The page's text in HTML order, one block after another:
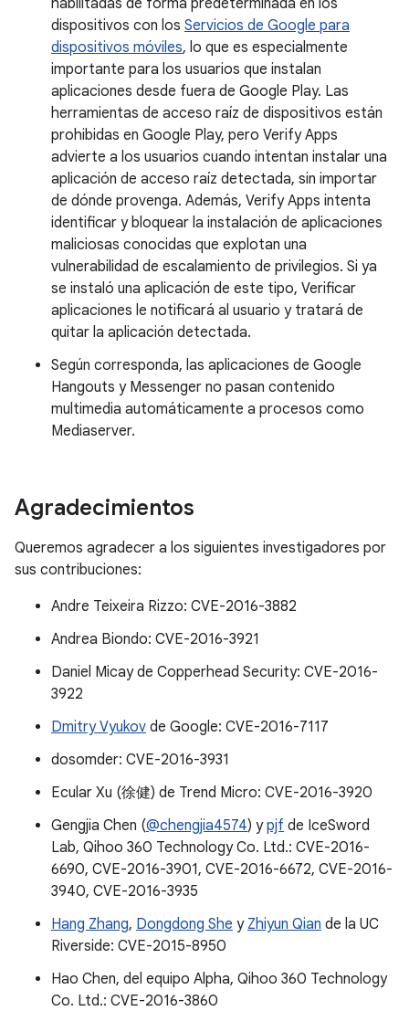
habilitadas de forma predeterminada en los
dispositivos con los Servicios de Google para
dispositivos móviles, lo que es especialmente
importante para los usuarios que instalan
aplicaciones desde fuera de Google Play. Las
herramientas de acceso raíz de dispositivos están
prohibidas en Google Play, pero Verify Apps
advierte a los usuarios cuando intentan instalar una
aplicación de acceso raíz detectada, sin importar
de dónde provenga. Además, Verify Apps intenta
identificar y bloquear la instalación de aplicaciones
maliciosas conocidas que explotan una
vulnerabilidad de escalamiento de privilegios. Si ya
se instaló una aplicación de este tipo, Verificar
aplicaciones le notificará al usuario y tratará de
quitar la aplicación detectada.
Según corresponda, las aplicaciones de Google
Hangouts y Messenger no pasan contenido
multimedia automáticamente a procesos como
Mediaserver.
Agradecimientos
Queremos agradecer a los siguientes investigadores por
sus contribuciones:
Andre Teixeira Rizzo: CVE-2016-3882
Andrea Biondo: CVE-2016-3921
Daniel Micay de Copperhead Security: CVE-2016-
3922
Dmitry Vyukov de Google: CVE-2016-7117
dosomder: CVE-2016-3931
Ecular Xu (徐健) de Trend Micro: CVE-2016-3920
Gengjia Chen (@chengjia4574) ypjf de IceSword
Lab, Qihoo 360 Technology Co. Ltd.: CVE-2016-
6690, CVE-2016-3901, CVE-2016-6672, CVE-2016-
3940, CVE-2016-3935
Hang Zhang, Dongdong She y Zhiyun Qian de la UC
Riverside: CVE-2015-8950
Hao Chen, del equipo Alpha, Qihoo 360 Technology
Co. Ltd.: CVE-2016-3860